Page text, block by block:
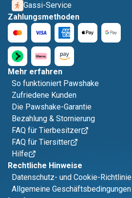
Gassi-Service
Zahlungsmethoden
Mehr erfahren
So funktioniert Pawshake
Zufriedene Kunden
Die Pawshake-Garantie
Bezahlung & Stornierung
FAQ für Tierbesitzer
FAQ für Tiersitter
Hilfe
Rechtliche Hinweise
Datenschutz- und Cookie-Richtlinie
Allgemeine Geschäftsbedingungen